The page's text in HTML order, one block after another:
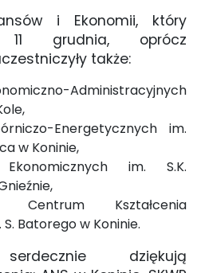
i Ekonomii, który
11 grudnia, oprócz
także:
Administracyjnych
Energetycznych im.
w Koninie,
im. S.K.
Centrum Kształcenia
Batorego w Koninie.
dziękują